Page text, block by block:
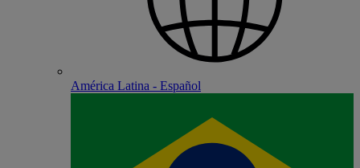
América Latina - Español